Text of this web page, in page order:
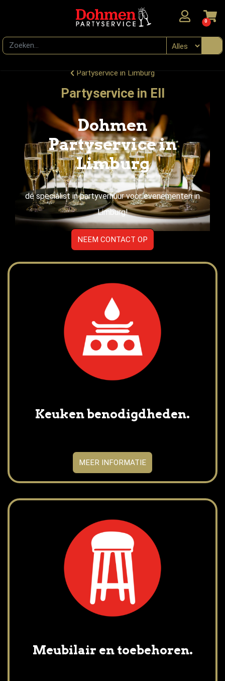
0
Partyservice in Limburg
Partyservice in Ell
Dohmen
Partyservice in
Limburg
dé specialist in partyverhuur voor evenementen in
Limburg!
NEEM CONTACT OP
Keuken benodigdheden.
MEER INFORMATIE
Meubilair en toebehoren.